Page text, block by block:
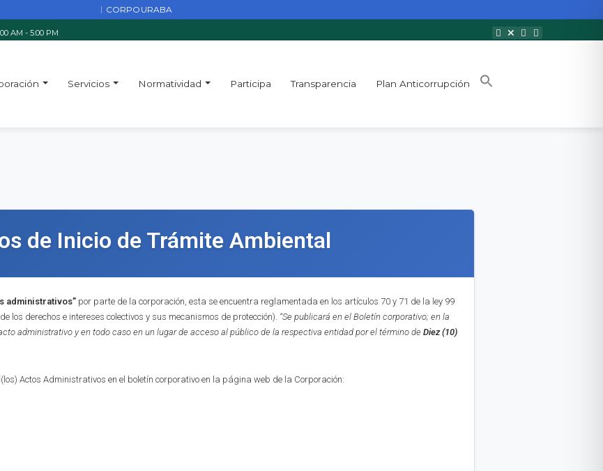
AM - 5:00 PM
Servicios Normatividad Participa Transparencia Plan Anticorrupción
de Inicio de Trámite Ambiental
administrativos” por parte de la corporación, esta se encuentra reglamentada en los artículos 70 y 71 de la ley 99
los derechos e intereses colectivos y sus mecanismos de protección). “Se publicará en el Boletín corporativo; en la
administrativo y en todo caso en un lugar de acceso al público de la respectiva entidad por el término de Diez (10)
Actos Administrativos en el boletín corporativo en la página web de la Corporación: